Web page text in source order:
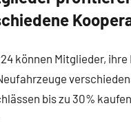
können Mitglieder, ihre
bis zu 30%